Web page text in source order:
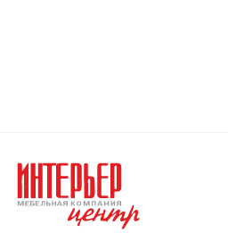
и обработкой данных.